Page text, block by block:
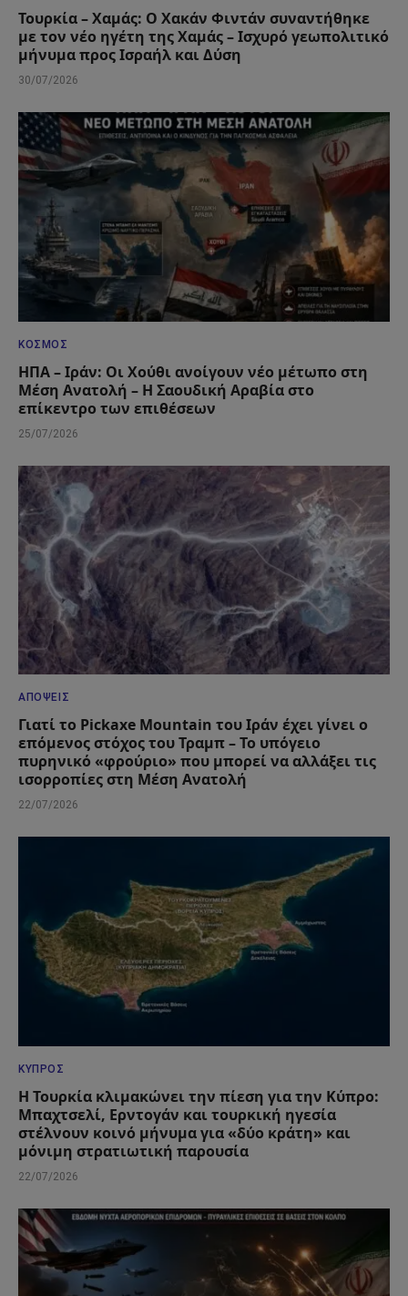
Τουρκία – Χαμάς: Ο Χακάν Φιντάν συναντήθηκε
με τον νέο ηγέτη της Χαμάς – Ισχυρό γεωπολιτικό
μήνυμα προς Ισραήλ και Δύση
30/07/2026
ΚΌΣΜΟΣ
ΗΠΑ – Ιράν: Οι Χούθι ανοίγουν νέο μέτωπο στη
Μέση Ανατολή – Η Σαουδική Αραβία στο
επίκεντρο των επιθέσεων
25/07/2026
ΑΠΌΨΕΙΣ
Γιατί το Pickaxe Mountain του Ιράν έχει γίνει ο
επόμενος στόχος του Τραμπ – Το υπόγειο
πυρηνικό «φρούριο» που μπορεί να αλλάξει τις
ισορροπίες στη Μέση Ανατολή
22/07/2026
ΚΎΠΡΟΣ
Η Τουρκία κλιμακώνει την πίεση για την Κύπρο:
Μπαχτσελί, Ερντογάν και τουρκική ηγεσία
στέλνουν κοινό μήνυμα για «δύο κράτη» και
μόνιμη στρατιωτική παρουσία
22/07/2026